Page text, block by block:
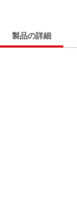
製品の詳細